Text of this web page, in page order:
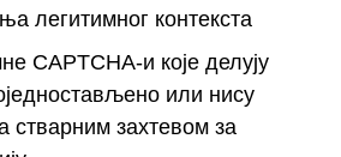
легитимног контекста
CAPTCHA-и које делују
или нису
стварним захтевом за